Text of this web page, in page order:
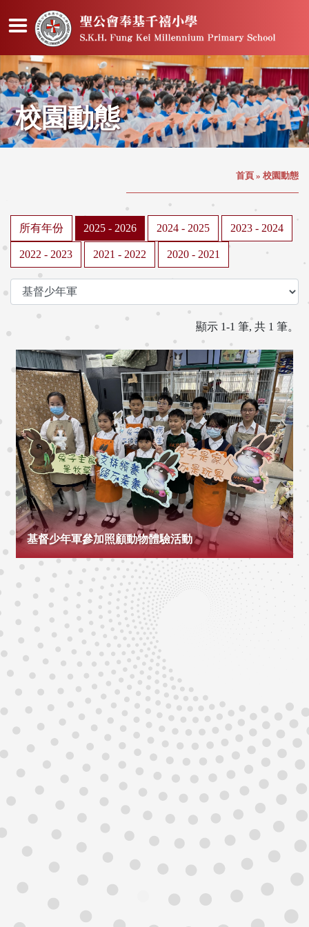
校園動態
首頁 » 校園動態
所有年份 2025 - 2026 2024 - 2025 2023 - 2024
2022 - 2023 2021 - 2022 2020 - 2021
顯示 1-1 筆, 共 1 筆。
基督少年軍參加照顧動物體驗活動